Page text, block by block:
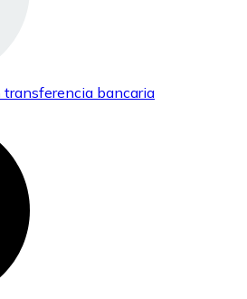
transferencia bancaria